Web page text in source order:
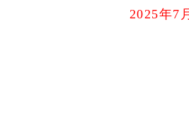
2025年7